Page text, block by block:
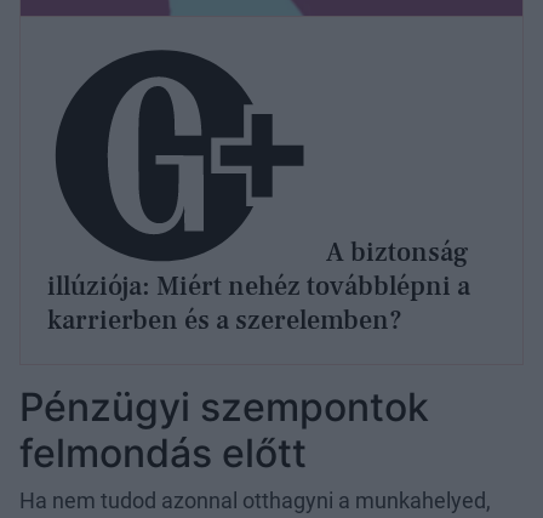
illúziója: Miért nehéz továbblépni a
karrierben és a szerelemben?
Pénzügyi szempontok
felmondás előtt
Ha nem tudod azonnal otthagyni a munkahelyed,